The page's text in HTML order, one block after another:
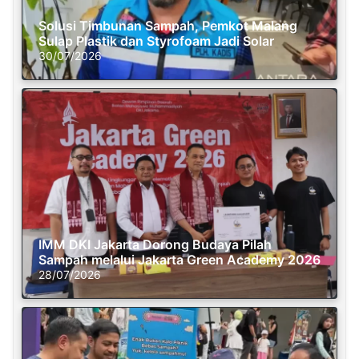
Solusi Timbunan Sampah, Pemkot Malang
Sulap Plastik dan Styrofoam Jadi Solar
30/07/2026
IMM DKI Jakarta Dorong Budaya Pilah
Sampah melalui Jakarta Green Academy 2026
28/07/2026